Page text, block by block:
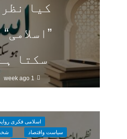
کیا
سکتا
1 week ago
اسلامی فکری
سیاست واقتصاد